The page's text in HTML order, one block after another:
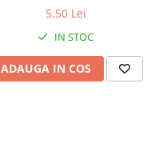
5,50 Lei
IN STOC
ADAUGA IN COS